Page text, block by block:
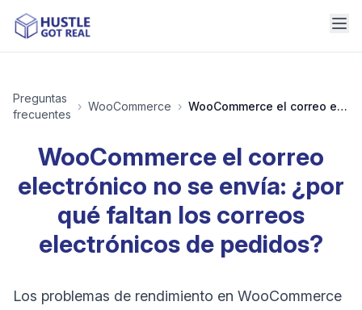
Preguntas
frecuentes
› WooCommerce › WooCommerce el correo electrónico no se envía: ¿por qué faltan los correos electrónicos de pedidos?
WooCommerce el correo
electrónico no se envía: ¿por
qué faltan los correos
electrónicos de pedidos?
Los problemas de rendimiento en WooCommerce